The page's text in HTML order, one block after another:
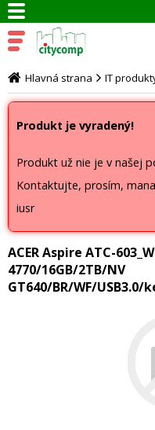
Hlavná strana IT
Produkt je vyradený!
Produkt už nie je v našej
Kontaktujte, prosím,
iusr
ACER Aspire ATC-
4770/16GB/2TB/NV
GT640/BR/WF/USB3.0/